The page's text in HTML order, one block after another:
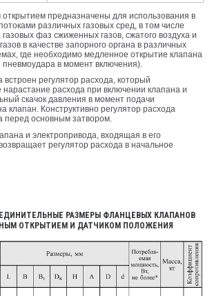
предназначены для использования в
различных газовых сред, в том числе
газовых фаз сжиженных газов, сжатого воздуха и
в качестве запорного органа в различных
где необходимо медленное открытие клапана
в момент включения).
встроен регулятор расхода, который
расхода при включении клапана и
скачок давления в момент подачи
клапан. Конструктивно регулятор расхода
перед основным затвором.
и электропривода, входящая в его
регулятор расхода в начальное
РАЗМЕРЫ ФЛАНЦЕВЫХ КЛАПАНОВ
ОТКРЫТИЕМ И ДАТЧИКОМ ПОЛОЖЕНИЯ